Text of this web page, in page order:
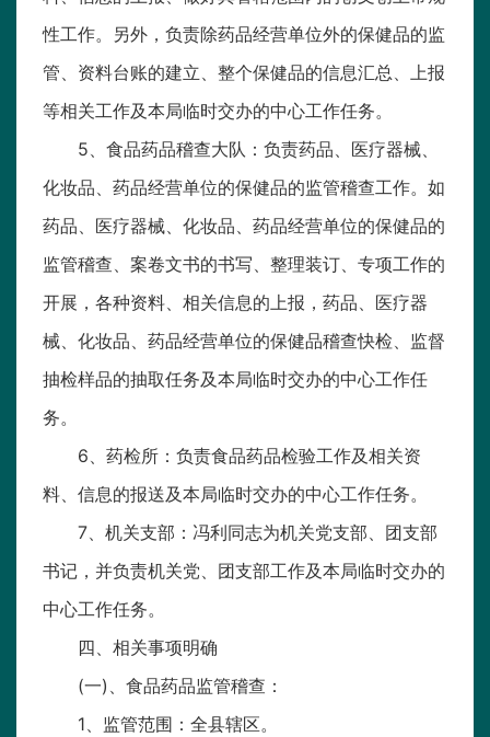
性工作。另外，负责除药品经营单位外的保健品的监
管、资料台账的建立、整个保健品的信息汇总、上报
等相关工作及本局临时交办的中心工作任务。
5、食品药品稽查大队：负责药品、医疗器械、
化妆品、药品经营单位的保健品的监管稽查工作。如
药品、医疗器械、化妆品、药品经营单位的保健品的
监管稽查、案卷文书的书写、整理装订、专项工作的
开展，各种资料、相关信息的上报，药品、医疗器
械、化妆品、药品经营单位的保健品稽查快检、监督
抽检样品的抽取任务及本局临时交办的中心工作任
务。
6、药检所：负责食品药品检验工作及相关资
料、信息的报送及本局临时交办的中心工作任务。
7、机关支部：冯利同志为机关党支部、团支部
书记，并负责机关党、团支部工作及本局临时交办的
中心工作任务。
四、相关事项明确
(一)、食品药品监管稽查：
1、监管范围：全县辖区。